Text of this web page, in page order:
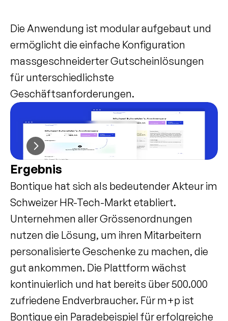
Die Anwendung ist modular aufgebaut und
ermöglicht die einfache Konfiguration
massgeschneiderter Gutscheinlösungen
für unterschiedlichste
Geschäftsanforderungen.
Ergebnis
Bontique hat sich als bedeutender Akteur im
Schweizer HR-Tech-Markt etabliert.
Unternehmen aller Grössenordnungen
nutzen die Lösung, um ihren Mitarbeitern
personalisierte Geschenke zu machen, die
gut ankommen. Die Plattform wächst
kontinuierlich und hat bereits über 500.000
zufriedene Endverbraucher. Für m+p ist
Bontique ein Paradebeispiel für erfolgreiche